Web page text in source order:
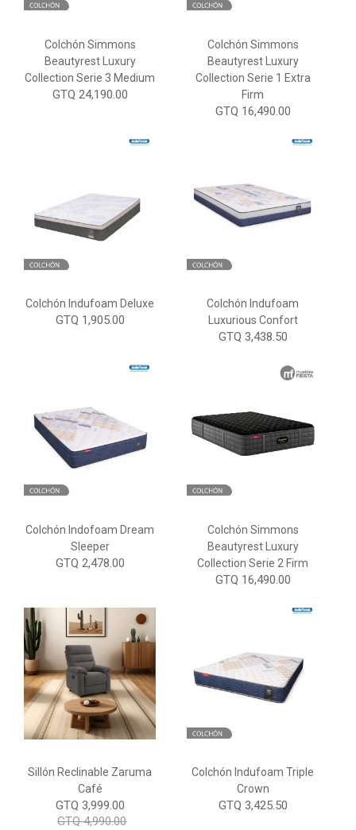
Colchón Simmons
Beautyrest Luxury
Collection Serie 3 Medium
GTQ 24,190.00
Colchón Simmons
Beautyrest Luxury
Collection Serie 1 Extra
Firm
GTQ 16,490.00
Colchón Indufoam Deluxe
GTQ 1,905.00
Colchón Indufoam
Luxurious Confort
GTQ 3,438.50
Colchón Indofoam Dream
Sleeper
GTQ 2,478.00
Colchón Simmons
Beautyrest Luxury
Collection Serie 2 Firm
GTQ 16,490.00
Sillón Reclinable Zaruma
Café
GTQ 3,999.00
GTQ 4,990.00
Colchón Indufoam Triple
Crown
GTQ 3,425.50